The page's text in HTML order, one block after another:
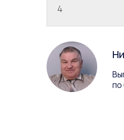
4
по